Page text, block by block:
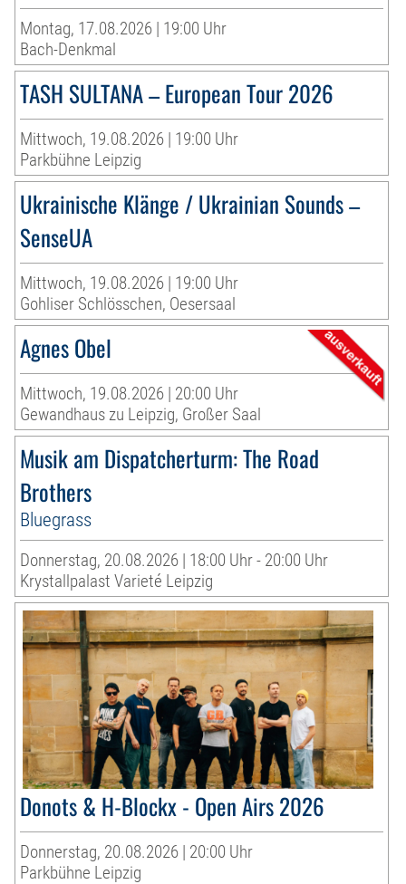
Montag, 17.08.2026 | 19:00 Uhr
Bach-Denkmal
TASH SULTANA – European Tour 2026
Mittwoch, 19.08.2026 | 19:00 Uhr
Parkbühne Leipzig
Ukrainische Klänge / Ukrainian Sounds –
SenseUA
Mittwoch, 19.08.2026 | 19:00 Uhr
Gohliser Schlösschen, Oesersaal
Agnes Obel
Mittwoch, 19.08.2026 | 20:00 Uhr
Gewandhaus zu Leipzig, Großer Saal
Musik am Dispatcherturm: The Road
Brothers
Bluegrass
Donnerstag, 20.08.2026 | 18:00 Uhr - 20:00 Uhr
Krystallpalast Varieté Leipzig
Donots & H-Blockx - Open Airs 2026
Donnerstag, 20.08.2026 | 20:00 Uhr
Parkbühne Leipzig